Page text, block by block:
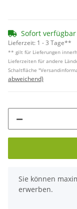
Sofort verfügbar
Lieferzeit: 1 - 3 Tage**
** gilt für Lieferungen
Lieferzeiten für andere
Schaltfläche
abweichend)
x
Sie können
erwerben.